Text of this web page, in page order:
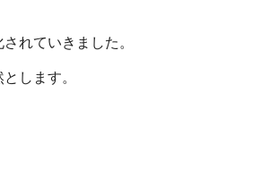
れていきました。
します。